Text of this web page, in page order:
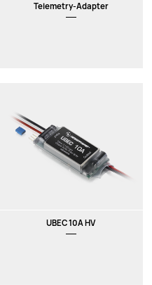
Telemetry-Adapter
UBEC 10A HV